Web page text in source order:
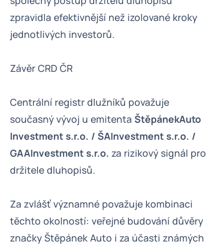
zpravidla efektivnější než izolované kroky
jednotlivých investorů.
Závěr CRD ČR
Centrální registr dlužníků považuje
současný vývoj u emitenta ŠtěpánekAuto
Investment s.r.o. / ŠAInvestment s.r.o. /
GAAInvestment s.r.o. za rizikový signál pro
držitele dluhopisů.
Za zvlášť významné považuje kombinaci
těchto okolností: veřejné budování důvěry
značky Štěpánek Auto i za účasti známých